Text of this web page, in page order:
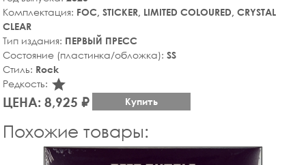
Комплектация: FOC, STICKER, LIMITED COLOURED, CRYSTAL
CLEAR
Тип издания: ПЕРВЫЙ ПРЕСС
Состояние (пластинка/обложка): SS
Стиль: Rock
Редкость: star_rate
ЦЕНА: 8,925 ₽ Купить
Похожие товары: